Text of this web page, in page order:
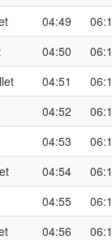
04:49
04:50
04:51
04:52
04:53
04:54
04:55
04:56